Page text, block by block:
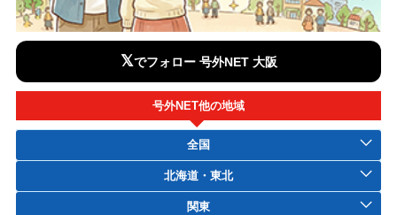
𝕏でフォロー 号外NET 大阪
号外NET他の地域
全国
北海道・東北
関東